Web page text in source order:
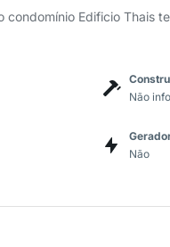
condomínio Edificio Thais
Não
Não